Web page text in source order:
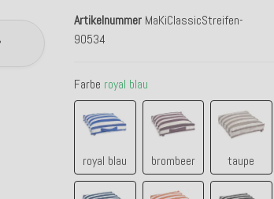
Artikelnummer MaKiClassicStreifen-
90534
Farbe royal blau
royal blau
royal blau
brombeer
brombeer
taupe
taupe
navy-blau orange schwarz